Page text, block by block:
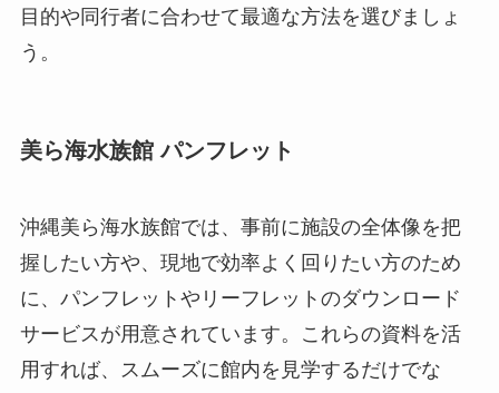
目的や同行者に合わせて最適な方法を選びましょ
う。
美ら海水族館 パンフレット
沖縄美ら海水族館では、事前に施設の全体像を把
握したい方や、現地で効率よく回りたい方のため
に、パンフレットやリーフレットのダウンロード
サービスが用意されています。これらの資料を活
用すれば、スムーズに館内を見学するだけでな